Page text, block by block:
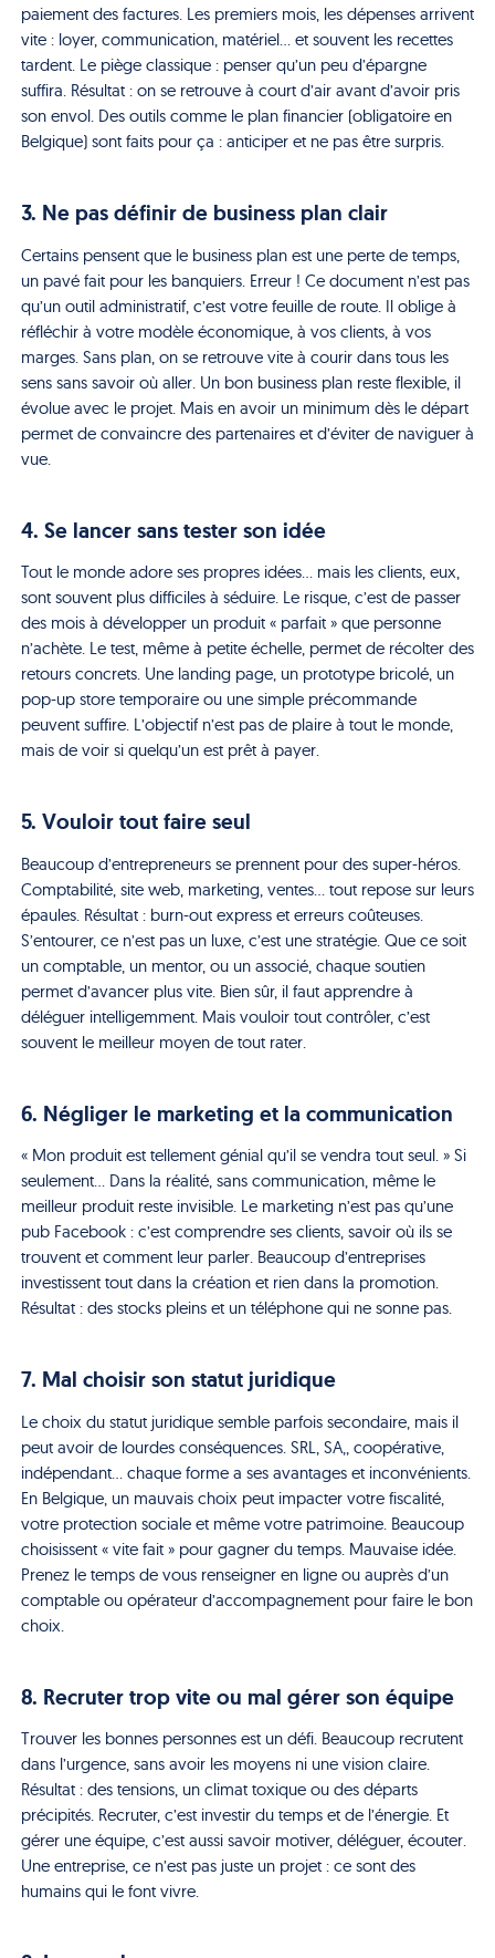
paiement des factures. Les premiers mois, les dépenses arrivent
vite : loyer, communication, matériel… et souvent les recettes
tardent. Le piège classique : penser qu’un peu d’épargne
suffira. Résultat : on se retrouve à court d’air avant d’avoir pris
son envol. Des outils comme le plan financier (obligatoire en
Belgique) sont faits pour ça : anticiper et ne pas être surpris.
3. Ne pas définir de business plan clair
Certains pensent que le business plan est une perte de temps,
un pavé fait pour les banquiers. Erreur ! Ce document n’est pas
qu’un outil administratif, c’est votre feuille de route. Il oblige à
réfléchir à votre modèle économique, à vos clients, à vos
marges. Sans plan, on se retrouve vite à courir dans tous les
sens sans savoir où aller. Un bon business plan reste flexible, il
évolue avec le projet. Mais en avoir un minimum dès le départ
permet de convaincre des partenaires et d’éviter de naviguer à
vue.
4. Se lancer sans tester son idée
Tout le monde adore ses propres idées… mais les clients, eux,
sont souvent plus difficiles à séduire. Le risque, c’est de passer
des mois à développer un produit « parfait » que personne
n’achète. Le test, même à petite échelle, permet de récolter des
retours concrets. Une landing page, un prototype bricolé, un
pop-up store temporaire ou une simple précommande
peuvent suffire. L’objectif n’est pas de plaire à tout le monde,
mais de voir si quelqu’un est prêt à payer.
5. Vouloir tout faire seul
Beaucoup d’entrepreneurs se prennent pour des super-héros.
Comptabilité, site web, marketing, ventes… tout repose sur leurs
épaules. Résultat : burn-out express et erreurs coûteuses.
S’entourer, ce n’est pas un luxe, c’est une stratégie. Que ce soit
un comptable, un mentor, ou un associé, chaque soutien
permet d’avancer plus vite. Bien sûr, il faut apprendre à
déléguer intelligemment. Mais vouloir tout contrôler, c’est
souvent le meilleur moyen de tout rater.
6. Négliger le marketing et la communication
« Mon produit est tellement génial qu’il se vendra tout seul. » Si
seulement… Dans la réalité, sans communication, même le
meilleur produit reste invisible. Le marketing n’est pas qu’une
pub Facebook : c’est comprendre ses clients, savoir où ils se
trouvent et comment leur parler. Beaucoup d’entreprises
investissent tout dans la création et rien dans la promotion.
Résultat : des stocks pleins et un téléphone qui ne sonne pas.
7. Mal choisir son statut juridique
Le choix du statut juridique semble parfois secondaire, mais il
peut avoir de lourdes conséquences. SRL, SA,, coopérative,
indépendant… chaque forme a ses avantages et inconvénients.
En Belgique, un mauvais choix peut impacter votre fiscalité,
votre protection sociale et même votre patrimoine. Beaucoup
choisissent « vite fait » pour gagner du temps. Mauvaise idée.
Prenez le temps de vous renseigner en ligne ou auprès d’un
comptable ou opérateur d’accompagnement pour faire le bon
choix.
8. Recruter trop vite ou mal gérer son équipe
Trouver les bonnes personnes est un défi. Beaucoup recrutent
dans l’urgence, sans avoir les moyens ni une vision claire.
Résultat : des tensions, un climat toxique ou des départs
précipités. Recruter, c’est investir du temps et de l’énergie. Et
gérer une équipe, c’est aussi savoir motiver, déléguer, écouter.
Une entreprise, ce n’est pas juste un projet : ce sont des
humains qui le font vivre.